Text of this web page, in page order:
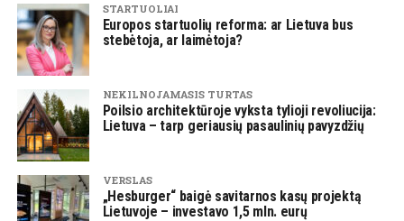
STARTUOLIAI
Europos startuolių reforma: ar Lietuva bus
stebėtoja, ar laimėtoja?
NEKILNOJAMASIS TURTAS
Poilsio architektūroje vyksta tylioji revoliucija:
Lietuva – tarp geriausių pasaulinių pavyzdžių
VERSLAS
„Hesburger“ baigė savitarnos kasų projektą
Lietuvoje – investavo 1,5 mln. eurų